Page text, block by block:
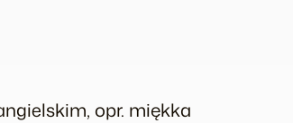
opr. miękka